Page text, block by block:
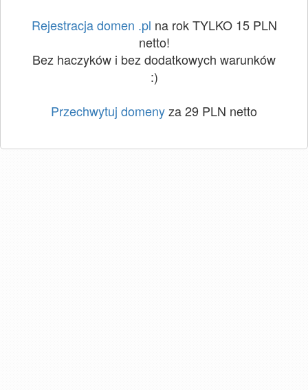
Rejestracja domen .pl na rok TYLKO 15 PLN
netto!
Bez haczyków i bez dodatkowych warunków
:)
Przechwytuj domenyza 29 PLN netto